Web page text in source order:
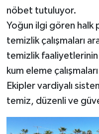
nöbet tutuluyor.
Yoğun ilgi gören halk
temizlik çalışmaları
temizlik faaliyetlerinin
kum eleme
Ekipler vardiyalı
temiz, düzenli ve